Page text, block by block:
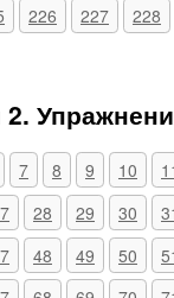
226 227 228
7 8 9 10
28 29 30
48 49 50